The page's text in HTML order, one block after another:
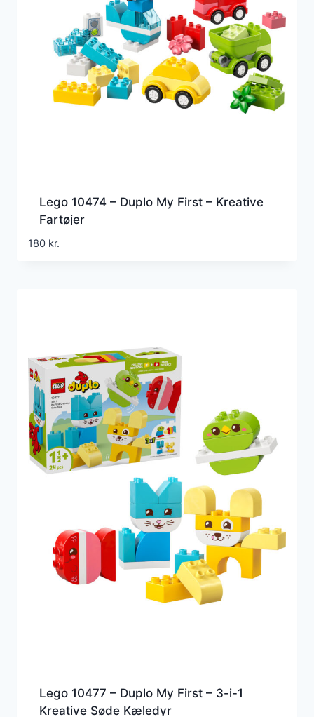
Lego 10474 – Duplo My First – Kreative
Fartøjer
180 kr.
Lego 10477 – Duplo My First – 3-i-1
Kreative Søde Kæledyr